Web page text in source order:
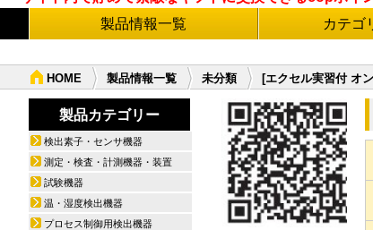
製品情報一覧
カテゴ
HOME 製品情報一覧 未分類 [エクセル実習付 オ
製品カテゴリー
検出素子・センサ機器
測定・検査・計測機器・装置
試験機器
温・湿度検出機器
プロセス制御用検出機器